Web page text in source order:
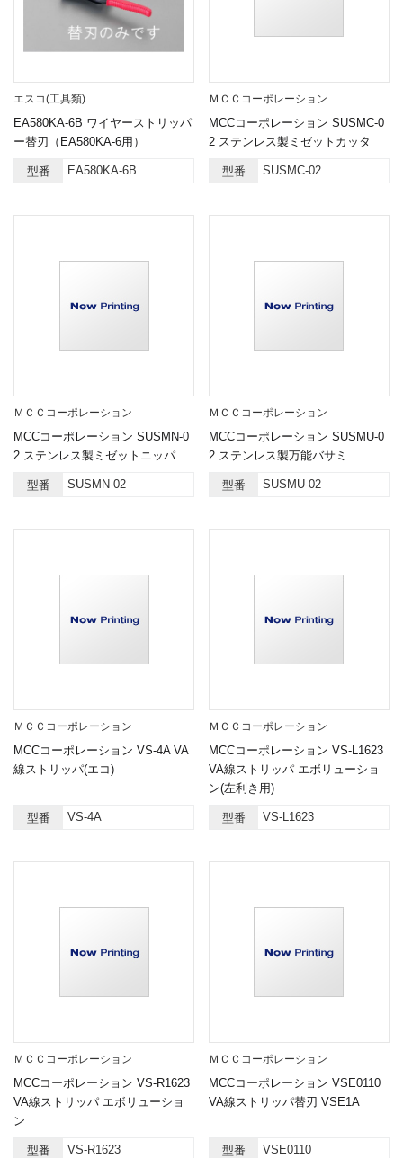
エスコ(工具類)
EA580KA-6B ワイヤーストリッパ
ー替刃（EA580KA-6用）
型番 EA580KA-6B
ＭＣＣコーポレーション
MCCコーポレーション SUSMC-0
2 ステンレス製ミゼットカッタ
型番 SUSMC-02
ＭＣＣコーポレーション
MCCコーポレーション SUSMN-0
2 ステンレス製ミゼットニッパ
型番 SUSMN-02
ＭＣＣコーポレーション
MCCコーポレーション SUSMU-0
2 ステンレス製万能バサミ
型番 SUSMU-02
ＭＣＣコーポレーション
MCCコーポレーション VS-4A VA
線ストリッパ(エコ)
型番 VS-4A
ＭＣＣコーポレーション
MCCコーポレーション VS-L1623
VA線ストリッパ エボリューショ
ン(左利き用)
型番 VS-L1623
ＭＣＣコーポレーション
MCCコーポレーション VS-R1623
VA線ストリッパ エボリューショ
ン
型番 VS-R1623
ＭＣＣコーポレーション
MCCコーポレーション VSE0110
VA線ストリッパ替刃 VSE1A
型番 VSE0110